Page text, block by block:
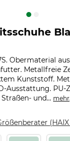
Obermaterial
Metallfreie
Kunststoff.
Ausstattung. PU-
und... mehr